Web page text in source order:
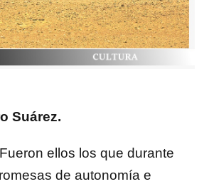
Suárez.
Fueron ellos los que durante
de autonomía e